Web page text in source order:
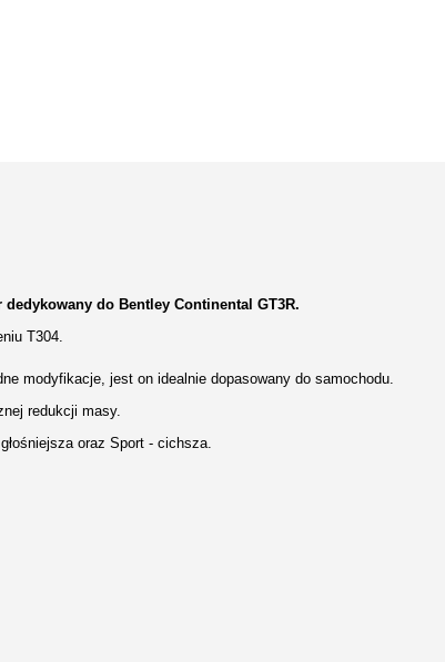
do Bentley Continental GT3R.
T304.
modyfikacje, jest on idealnie dopasowany do samochodu.
redukcji masy.
oraz Sport - cichsza.